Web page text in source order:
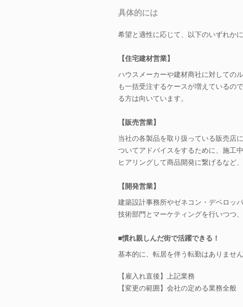
具体的には
希望と適性に応じて、以下のいずれか
【住宅建材営業】
ハウスメーカーや建材商社に対しての
も一括受注するケースが増えているの
る方は向いています。
【販売営業】
当社の各製品を取り扱っている販売店
ついてアドバイスをするために、施工
ヒアリングして商品開発に繋げるなど
【開発営業】
建築設計事務所やゼネコン・デベロッ
技術部門とマーケティングを行いつつ
■慣れ親しんだ街で活躍できる！
基本的に、転居を伴う転勤はありませ
【雇入れ直後】上記業務
【変更の範囲】会社の定める業務全般